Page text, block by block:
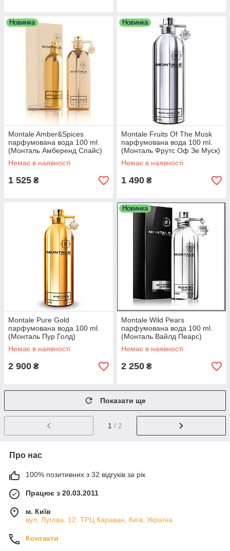
Новинка
Montale Amber&Spices
парфумована вода 100 ml.
(Монталь Амберенд Спайс)
Немає в наявності
1 525 ₴
Новинка
Montale Fruits Of The Musk
парфумована вода 100 ml.
(Монталь Фрутс Оф Зе Муск)
Немає в наявності
1 490 ₴
Montale Pure Gold
парфумована вода 100 ml.
(Монталь Пур Голд)
Немає в наявності
2 900 ₴
Новинка
Montale Wild Pears
парфумована вода 100 ml.
(Монталь Вайлд Пеарс)
Немає в наявності
2 250 ₴
Показати ще
1 / 2
Про нас
100% позитивних з 32 відгуків за рік
Працює з 20.03.2011
м. Київ
вул, Лугова, 12, ТРЦ Караван, Київ, Україна
Контакти